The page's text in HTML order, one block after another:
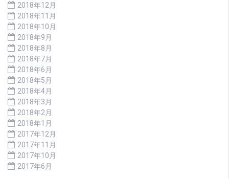
2018年12月
2018年11月
2018年10月
2018年9月
2018年8月
2018年7月
2018年6月
2018年5月
2018年4月
2018年3月
2018年2月
2018年1月
2017年12月
2017年11月
2017年10月
2017年6月